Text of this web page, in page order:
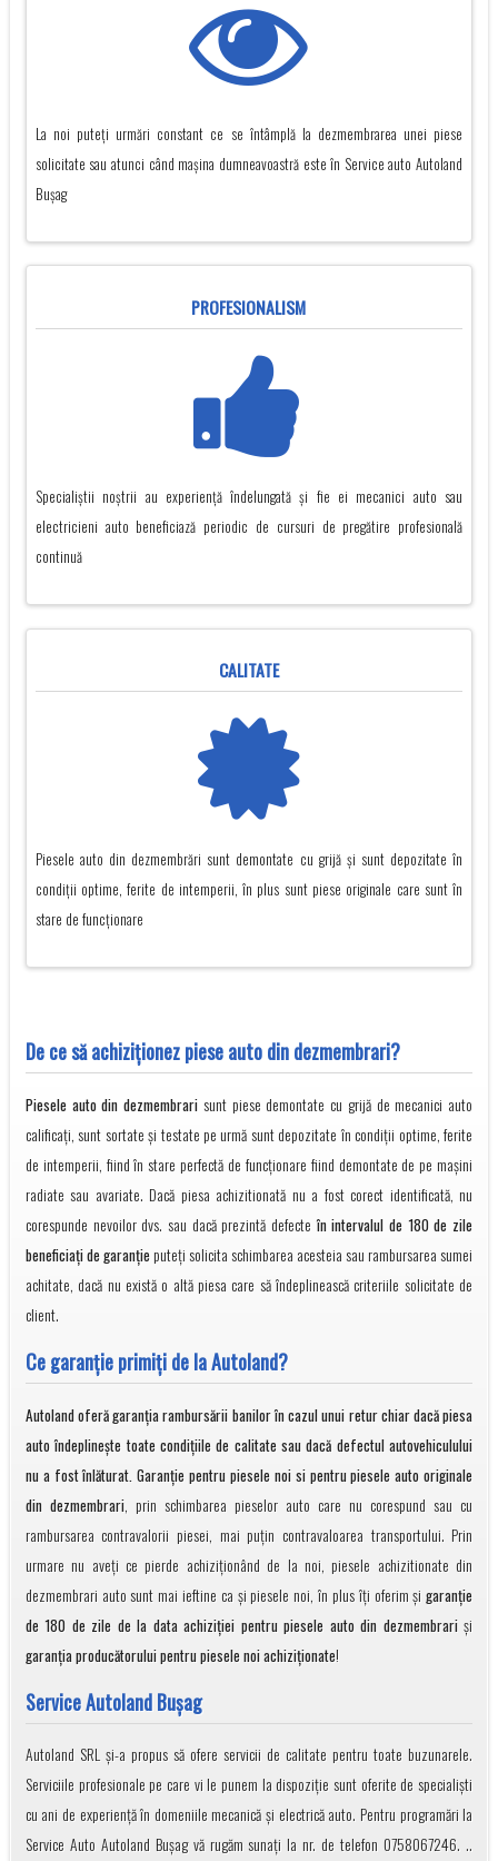
La noi puteți urmări constant ce se întâmplă la dezmembrarea unei piese
solicitate sau atunci când mașina dumneavoastră este în Service auto Autoland
Buşag
PROFESIONALISM
Specialiștii noștrii au experiență îndelungată și fie ei mecanici auto sau
electricieni auto beneficiază periodic de cursuri de pregătire profesională
continuă
CALITATE
Piesele auto din dezmembrări sunt demontate cu grijă și sunt depozitate în
condiții optime, ferite de intemperii, în plus sunt piese originale care sunt în
stare de funcționare
De ce să achiziţionez piese auto din dezmembrari?
Piesele auto din dezmembrari sunt piese demontate cu grijă de mecanici auto
calificați, sunt sortate și testate pe urmă sunt depozitate în condiții optime, ferite
de intemperii, fiind în stare perfectă de funcționare fiind demontate de pe mașini
radiate sau avariate. Dacă piesa achizitionată nu a fost corect identificată, nu
corespunde nevoilor dvs. sau dacă prezintă defecte în intervalul de 180 de zile
beneficiați de garanție puteți solicita schimbarea acesteia sau rambursarea sumei
achitate, dacă nu există o altă piesa care să îndeplinească criteriile solicitate de
client.
Ce garanţie primiţi de la Autoland?
Autoland oferă garanția rambursării banilor în cazul unui retur chiar dacă piesa
auto îndeplineşte toate condiţiile de calitate sau dacă defectul autovehiculului
nu a fost înlăturat. Garanţie pentru piesele noi si pentru piesele auto originale
din dezmembrari, prin schimbarea pieselor auto care nu corespund sau cu
rambursarea contravalorii piesei, mai puţin contravaloarea transportului. Prin
urmare nu aveți ce pierde achiziționând de la noi, piesele achizitionate din
dezmembrari auto sunt mai ieftine ca și piesele noi, în plus îți oferim șigaranție
de 180 de zile de la data achiziției pentru piesele auto din dezmembrariși
garanția producătorului pentru piesele noi achiziționate!
Service Autoland Bușag
Autoland SRL și-a propus să ofere servicii de calitate pentru toate buzunarele.
Serviciile profesionale pe care vi le punem la dispoziție sunt oferite de specialiști
cu ani de experiență în domeniile mecanică și electrică auto. Pentru programări la
Service Auto Autoland Bușag vă rugăm sunați la nr. de telefon 0758067246. ..